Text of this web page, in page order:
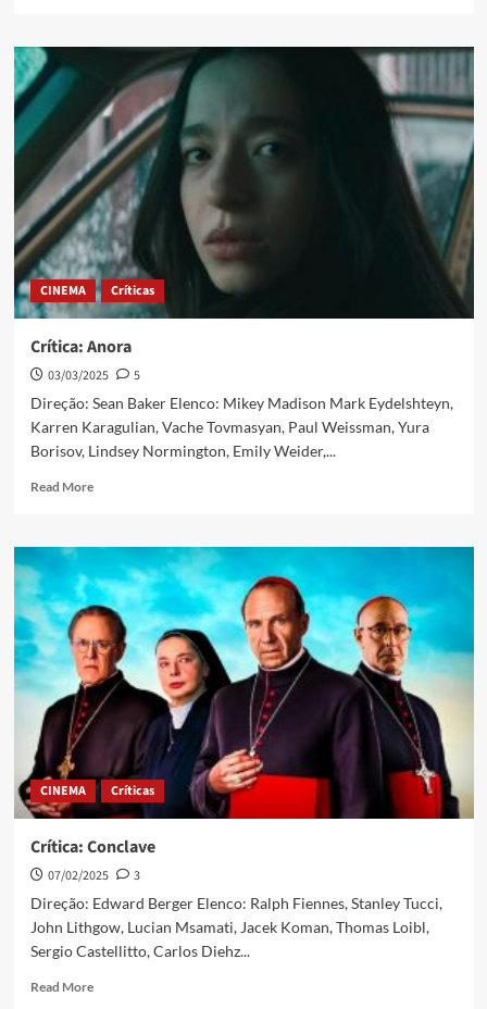
CINEMA Críticas
Crítica: Anora
03/03/2025
5
Direção: Sean Baker Elenco: Mikey Madison Mark Eydelshteyn,
Karren Karagulian, Vache Tovmasyan, Paul Weissman, Yura
Borisov, Lindsey Normington, Emily Weider,...
Read More
CINEMA Críticas
Crítica: Conclave
07/02/2025
3
Direção: Edward Berger Elenco: Ralph Fiennes, Stanley Tucci,
John Lithgow, Lucian Msamati, Jacek Koman, Thomas Loibl,
Sergio Castellitto, Carlos Diehz...
Read More